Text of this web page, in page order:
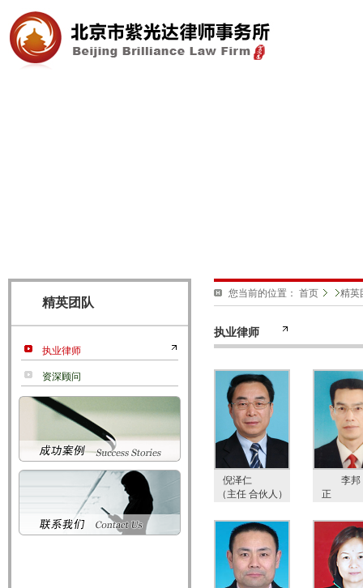
精英团队
执业律师
资深顾问
您当前的位置： 首页 精英
执业律师
倪泽仁
（主任 合伙人）
李邦